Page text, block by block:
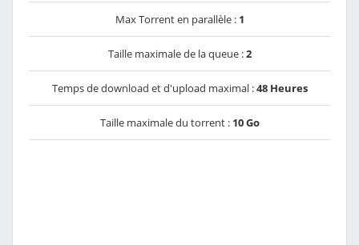
Max Torrent en parallèle : 1
Taille maximale de la queue :2
Temps de download et d'upload maximal :48 Heures
Taille maximale du torrent : 10 Go